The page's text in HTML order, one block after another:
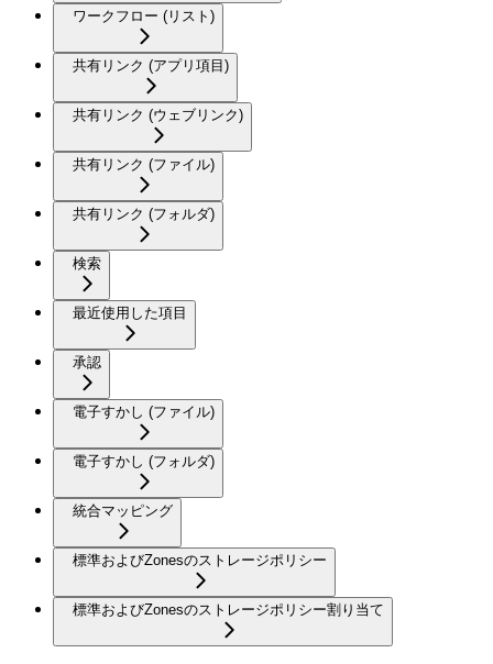
ワークフロー (リスト)
共有リンク (アプリ項目)
共有リンク (ウェブリンク)
共有リンク (ファイル)
共有リンク (フォルダ)
検索
最近使用した項目
承認
電子すかし (ファイル)
電子すかし (フォルダ)
統合マッピング
標準およびZonesのストレージポリシー
標準およびZonesのストレージポリシー割り当て